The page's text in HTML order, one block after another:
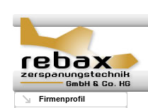
Firmenprofil